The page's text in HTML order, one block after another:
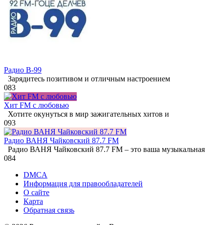
Радио В-99
Зарядитесь позитивом и отличным настроением
083
Хит FM с любовью
Хотите окунуться в мир зажигательных хитов и
093
Радио ВАНЯ Чайковский 87.7 FM
Радио ВАНЯ Чайковский 87.7 FM – это ваша музыкальная
084
DMCA
Информация для правообладателей
О сайте
Карта
Обратная связь